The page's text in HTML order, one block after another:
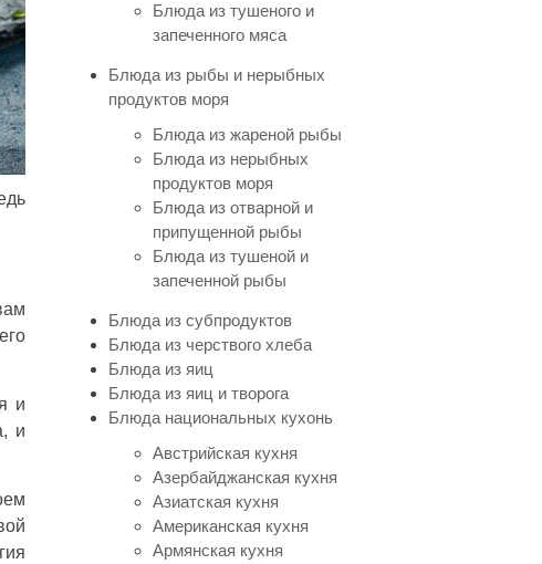
и
и
Блюда из тушеного и
запеченного мяса
Блюда из рыбы и нерыбных
продуктов моря
Блюда из жареной рыбы
Блюда из нерыбных
продуктов моря
Блюда из отварной и
припущенной рыбы
Блюда из тушеной и
запеченной рыбы
Блюда из субпродуктов
Блюда из черствого хлеба
Блюда из яиц
Блюда из яиц и творога
Блюда национальных кухонь
Австрийская кухня
Азербайджанская кухня
Азиатская кухня
Американская кухня
Армянская кухня